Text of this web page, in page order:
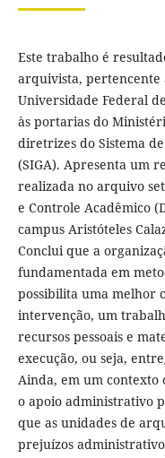
Este trabalho é
arquivista, pertencente
Universidade Federal
às portarias do
diretrizes do Sistema
(SIGA). Apresenta um
realizada no arquivo
e Controle Acadêmico
campus Aristóteles
Conclui que a
fundamentada em
possibilita uma melhor
intervenção, um
recursos pessoais e
execução, ou seja,
Ainda, em um contexto
o apoio administrativo
que as unidades de
prejuízos